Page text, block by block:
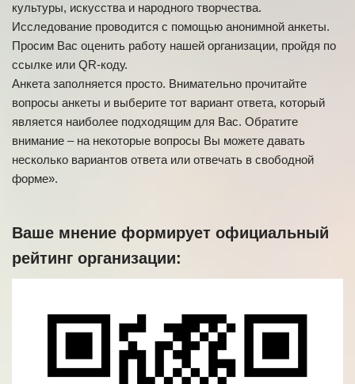
культуры, искусства и народного творчества.
Исследование проводится с помощью анонимной анкеты.
Просим Вас оценить работу нашей организации, пройдя по
ссылке или QR-коду.
Анкета заполняется просто. Внимательно прочитайте
вопросы анкеты и выберите тот вариант ответа, который
является наиболее подходящим для Вас. Обратите
внимание – на некоторые вопросы Вы можете давать
несколько вариантов ответа или отвечать в свободной
форме».
Ваше мнение формирует официальный
рейтинг организации: